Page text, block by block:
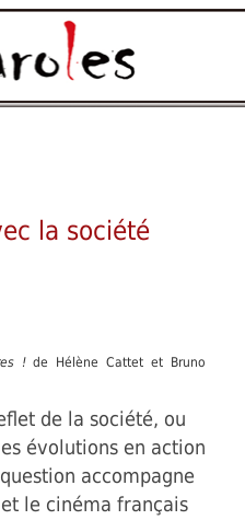
la société
!de Hélène Cattet et Bruno
de la société, ou
évolutions en action
accompagne
le cinéma français